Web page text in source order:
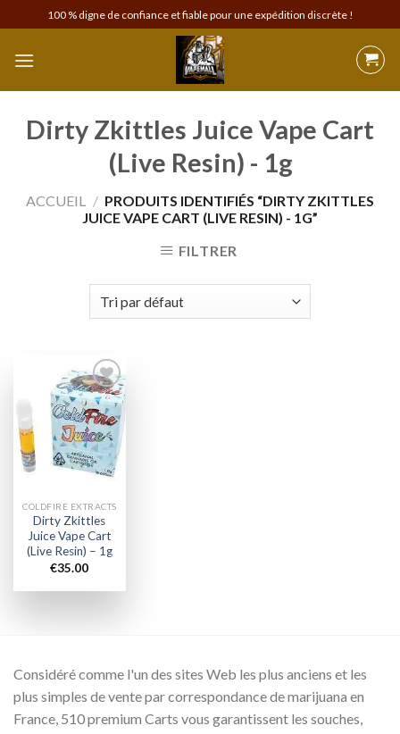
to
content
100 % digne de confiance et fiable pour une expédition discrète !
Dirty Zkittles Juice Vape Cart
(Live Resin) - 1g
ACCUEIL / PRODUITS IDENTIFIÉS “DIRTY ZKITTLES
JUICE VAPE CART (LIVE RESIN) - 1G”
FILTRER
Add to
wishlist
COLDFIRE EXTRACTS
Dirty Zkittles
Juice Vape Cart
(Live Resin) – 1g
€35.00
Considéré comme l'un des sites Web les plus anciens et les
plus simples de vente par correspondance de marijuana en
France, 510 premium Carts vous garantissent les souches,